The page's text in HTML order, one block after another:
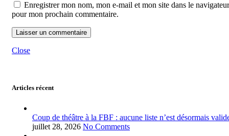
Enregistrer mon nom, mon e-mail et mon site dans le navigateur
pour mon prochain commentaire.
Close
Articles récent
Coup de théâtre à la FBF : aucune liste n’est désormais
juillet 28, 2026 No Comments